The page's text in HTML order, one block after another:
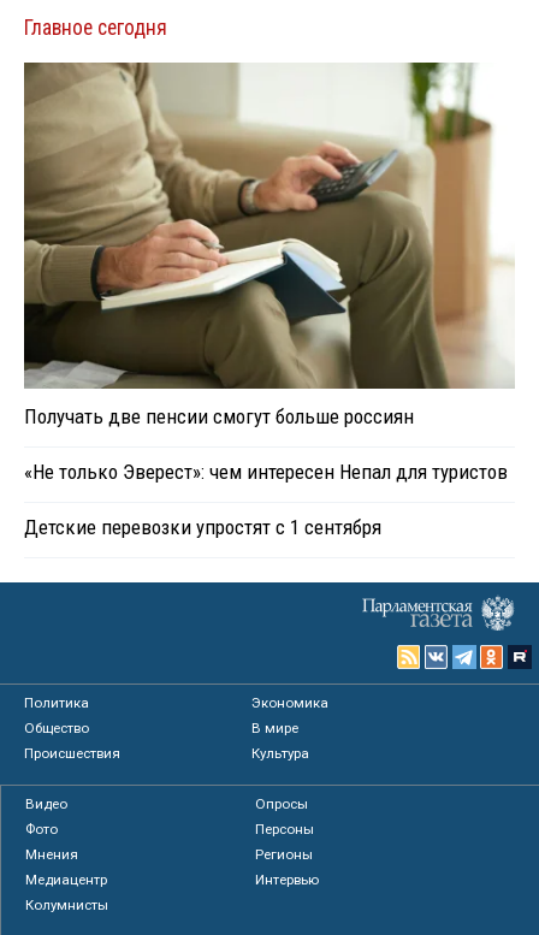
Главное сегодня
Получать две пенсии смогут больше россиян
«Не только Эверест»: чем интересен Непал для туристов
Детские перевозки упростят с 1 сентября
Политика
Экономика
Общество
В мире
Происшествия
Культура
Видео
Опросы
Фото
Персоны
Мнения
Регионы
Медиацентр
Интервью
Колумнисты